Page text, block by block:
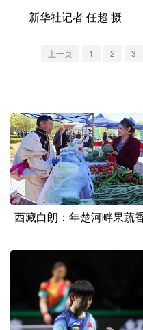
北京 天津
辽宁 吉林
浙江 安徽
山东 河南
陕西
新疆 内蒙古
新华社记者 任超 摄
上一页 1 2 3
西藏白朗：年楚河畔果蔬